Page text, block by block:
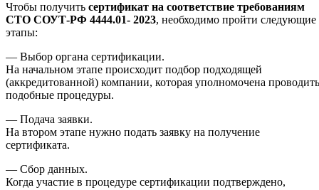
Чтобы получить сертификат на соответствие требованиям
СТО СОУТ-РФ 4444.01- 2023, необходимо пройти следующие
этапы:
— Выбор органа сертификации.
На начальном этапе происходит подбор подходящей
(аккредитованной) компании, которая уполномочена проводить
подобные процедуры.
— Подача заявки.
На втором этапе нужно подать заявку на получение
сертификата.
— Сбор данных.
Когда участие в процедуре сертификации подтверждено,